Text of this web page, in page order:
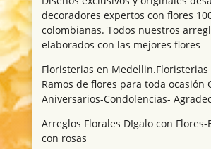
decoradores expertos con flores
colombianas. Todos nuestros
elaborados con las mejores flores
Floristerias en Medellin.Floristerias
Ramos de flores para toda ocasión
Aniversarios-Condolencias-
Arreglos Florales DIgalo con Flores-
con rosas